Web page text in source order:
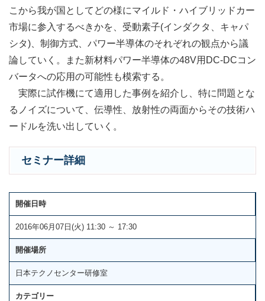
こから我が国としてどの様にマイルド・ハイブリッドカー
市場に参入するべきかを、受動素子(インダクタ、キャパ
シタ)、制御方式、パワー半導体のそれぞれの観点から議
論していく。また新材料パワー半導体の48V用DC-DCコン
バータへの応用の可能性も模索する。
実際に試作機にて適用した事例を紹介し、特に問題とな
るノイズについて、伝導性、放射性の両面からその技術ハ
ードルを洗い出していく。
セミナー詳細
開催日時
2016年06月07日(火) 11:30 ～ 17:30
開催場所
日本テクノセンター研修室
カテゴリー